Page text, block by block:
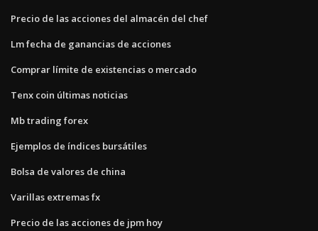
Precio de las acciones del almacén del chef
Lm fecha de ganancias de acciones
Comprar límite de existencias o mercado
Tenx coin últimas noticias
Mb trading forex
Ejemplos de índices bursátiles
Bolsa de valores de china
Varillas extremas fx
Precio de las acciones de jpm hoy